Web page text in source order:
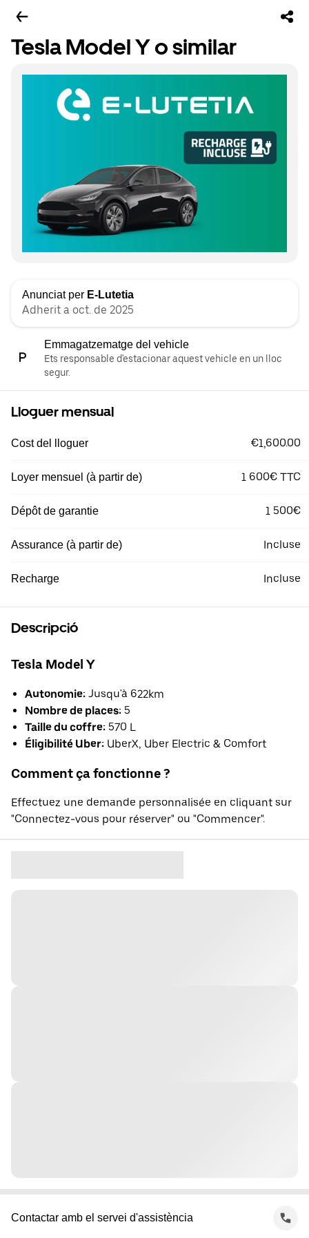
Tesla Model Y o similar
Anunciat per E-Lutetia
Adherit a oct. de 2025
Emmagatzematge del vehicle
Ets responsable d'estacionar aquest vehicle en un lloc
segur.
Lloguer mensual
Cost del lloguer €1,600.00
Loyer mensuel (à partir de) 1 600€ TTC
Dépôt de garantie 1 500€
Assurance (à partir de) Incluse
Recharge Incluse
Descripció
Tesla Model Y
Autonomie: Jusqu'à 622km
Nombre de places: 5
Taille du coffre: 570 L
Éligibilité Uber: UberX, Uber Electric & Comfort
Comment ça fonctionne ?
Effectuez une demande personnalisée en cliquant sur
"Connectez-vous pour réserver" ou "Commencer".
Contactar amb el servei d'assistència